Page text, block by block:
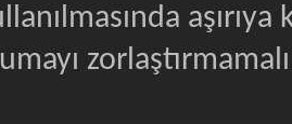
aşırıya